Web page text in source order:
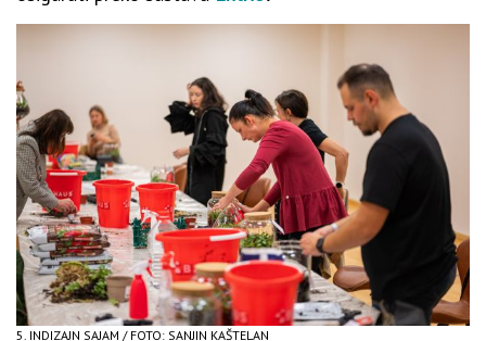
5. INDIZAJN SAJAM / FOTO: SANJIN KAŠTELAN